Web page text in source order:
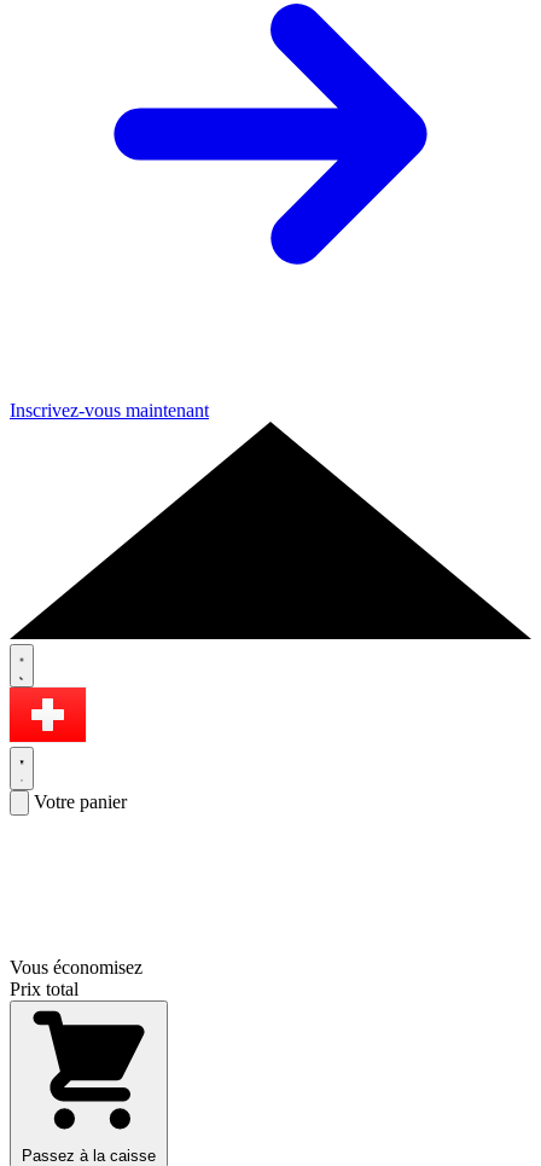
Inscrivez-vous maintenant
Votre panier
Vous économisez
Prix total
Passez à la caisse